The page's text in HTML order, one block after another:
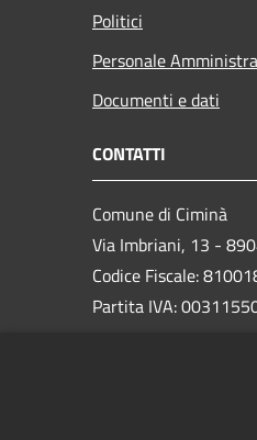
Politici
Personale
Documenti e dati
CONTATTI
Comune di Ciminà
Via Imbriani, 13 -
Codice Fiscale:
Partita IVA: